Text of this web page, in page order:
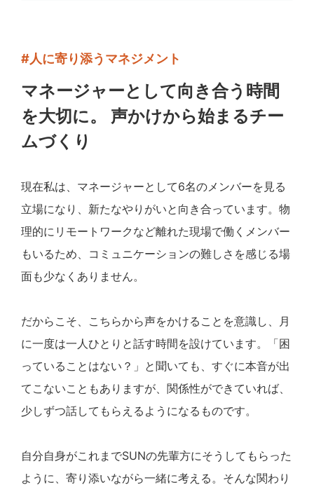
#人に寄り添うマネジメント
マネージャーとして向き合う時間
を大切に。 声かけから始まるチー
ムづくり
現在私は、マネージャーとして6名のメンバーを見る
立場になり、新たなやりがいと向き合っています。物
理的にリモートワークなど離れた現場で働くメンバー
もいるため、コミュニケーションの難しさを感じる場
面も少なくありません。
だからこそ、こちらから声をかけることを意識し、月
に一度は一人ひとりと話す時間を設けています。「困
っていることはない？」と聞いても、すぐに本音が出
てこないこともありますが、関係性ができていれば、
少しずつ話してもらえるようになるものです。
自分自身がこれまでSUNの先輩方にそうしてもらった
ように、寄り添いながら一緒に考える。そんな関わり